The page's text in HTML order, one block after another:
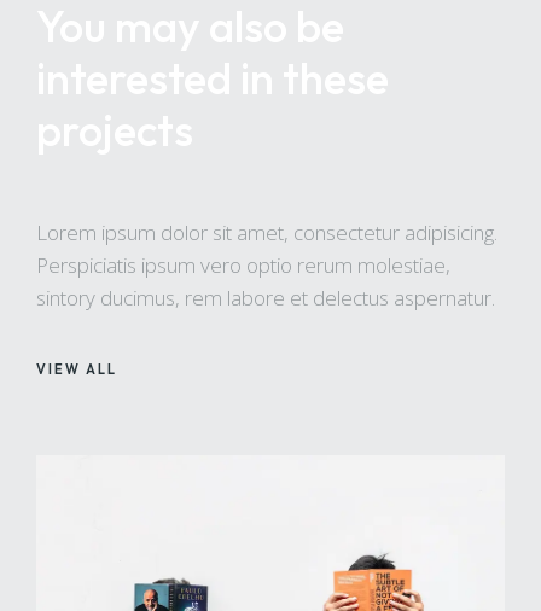
Lorem ipsum dolor sit amet, consectetur adipisicing.
Perspiciatis ipsum vero optio rerum molestiae,
sintory ducimus, rem labore et delectus aspernatur.
VIEW ALL